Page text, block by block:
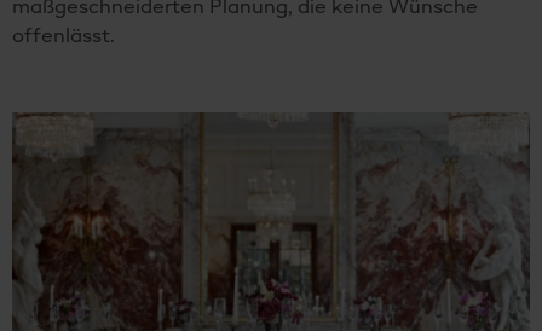
maßgeschneiderten Planung, die keine Wünsche
offenlässt.